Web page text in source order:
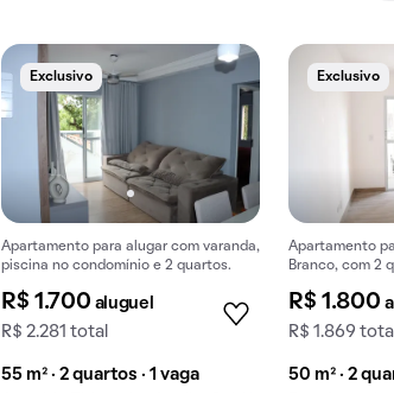
Exclusivo
Apartamento para alugar com varanda,
piscina no condomínio e 2 quartos.
R$ 1.700 aluguel
R$ 2.281 total
55 m² · 2 quartos · 1 vaga
Exclusivo
Apartamento
Branco, com 2
R$ 1.800
R$ 1.869 total
50 m² · 2